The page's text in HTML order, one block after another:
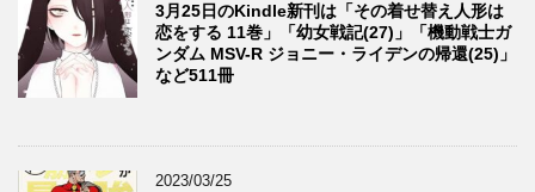
3月25日のKindle新刊は「その着せ替え人形は
恋をする 11巻」「幼女戦記(27)」「機動戦士ガ
ンダム MSV-R ジョニー・ライデンの帰還(25)」
など511冊
2023/03/25